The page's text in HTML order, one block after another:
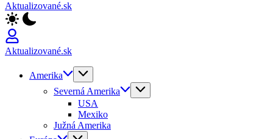
Aktualizované.sk
Aktualizované.sk
Amerika
Severná Amerika
USA
Mexiko
Južná Amerika